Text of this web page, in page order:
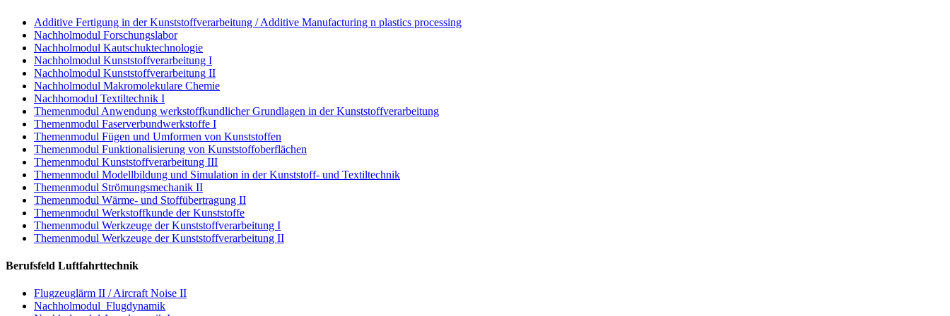
Additive Fertigung in der Kunststoffverarbeitung / Additive Manufacturing n plastics processing
Nachholmodul Forschungslabor
Nachholmodul Kautschuktechnologie
Nachholmodul Kunststoffverarbeitung I
Nachholmodul Kunststoffverarbeitung II
Nachholmodul Makromolekulare Chemie
Nachhomodul Textiltechnik I
Themenmodul Anwendung werkstoffkundlicher Grundlagen in der Kunststoffverarbeitung
Themenmodul Faserverbundwerkstoffe I
Themenmodul Fügen und Umformen von Kunststoffen
Themenmodul Funktionalisierung von Kunststoffoberflächen
Themenmodul Kunststoffverarbeitung III
Themenmodul Modellbildung und Simulation in der Kunststoff- und Textiltechnik
Themenmodul Strömungsmechanik II
Themenmodul Wärme- und Stoffübertragung II
Themenmodul Werkstoffkunde der Kunststoffe
Themenmodul Werkzeuge der Kunststoffverarbeitung I
Themenmodul Werkzeuge der Kunststoffverarbeitung II
Berufsfeld Luftfahrttechnik
Flugzeuglärm II / Aircraft Noise II
Nachholmodul Flugdynamik